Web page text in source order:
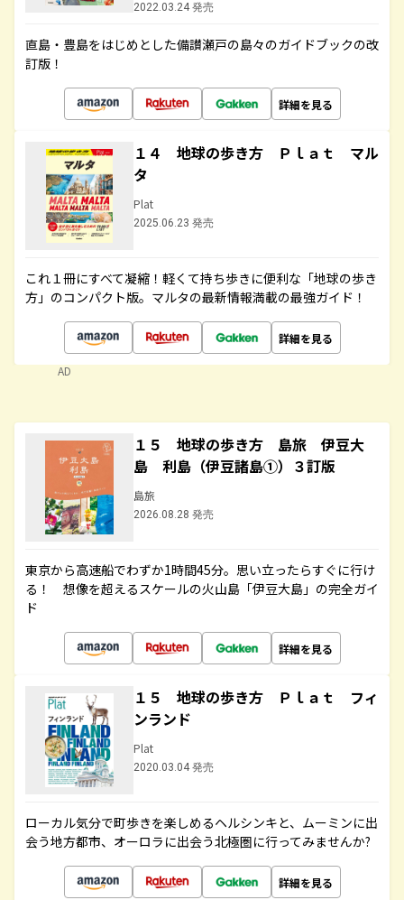
2022.03.24 発売
直島・豊島をはじめとした備讃瀬戸の島々のガイドブックの改
訂版！
詳細を見る
１４ 地球の歩き方 Ｐｌａｔ マル
タ
Plat
2025.06.23 発売
これ１冊にすべて凝縮！軽くて持ち歩きに便利な「地球の歩き
方」のコンパクト版。マルタの最新情報満載の最強ガイド！
詳細を見る
AD
１５ 地球の歩き方 島旅 伊豆大
島 利島（伊豆諸島①）３訂版
島旅
2026.08.28 発売
東京から高速船でわずか1時間45分。思い立ったらすぐに行け
る！ 想像を超えるスケールの火山島「伊豆大島」の完全ガイ
ド
詳細を見る
１５ 地球の歩き方 Ｐｌａｔ フィ
ンランド
Plat
2020.03.04 発売
ローカル気分で町歩きを楽しめるヘルシンキと、ムーミンに出
会う地方都市、オーロラに出会う北極圏に行ってみませんか?
詳細を見る